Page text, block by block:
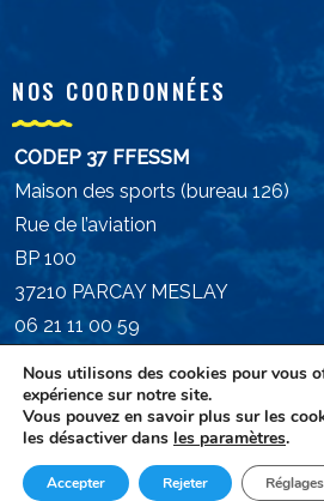
NOS COORDONNÉES
CODEP 37 FFESSM
Maison des sports (bureau 126)
Rue de l’aviation
BP 100
37210 PARCAY MESLAY
06 21 11 00 59
Nous utilisons des cookies pour vous
expérience sur notre site.
Vous pouvez en savoir plus sur les
les désactiver dans les paramètres.
Accepter Rejeter Réglages